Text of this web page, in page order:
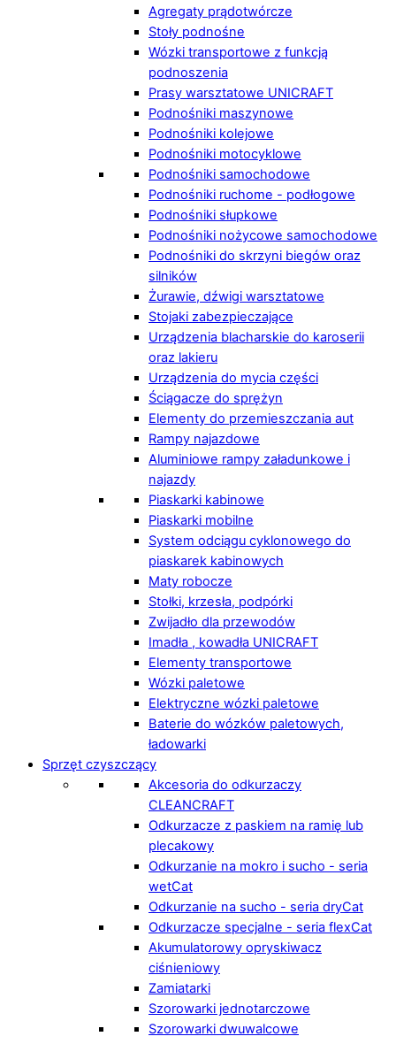
Agregaty prądotwórcze
Stoły podnośne
Wózki transportowe z funkcją
podnoszenia
Prasy warsztatowe UNICRAFT
Podnośniki maszynowe
Podnośniki kolejowe
Podnośniki motocyklowe
Podnośniki samochodowe
Podnośniki ruchome - podłogowe
Podnośniki słupkowe
Podnośniki nożycowe samochodowe
Podnośniki do skrzyni biegów oraz
silników
Żurawie, dźwigi warsztatowe
Stojaki zabezpieczające
Urządzenia blacharskie do karoserii
oraz lakieru
Urządzenia do mycia części
Ściągacze do sprężyn
Elementy do przemieszczania aut
Rampy najazdowe
Aluminiowe rampy załadunkowe i
najazdy
Piaskarki kabinowe
Piaskarki mobilne
System odciągu cyklonowego do
piaskarek kabinowych
Maty robocze
Stołki, krzesła, podpórki
Zwijadło dla przewodów
Imadła , kowadła UNICRAFT
Elementy transportowe
Wózki paletowe
Elektryczne wózki paletowe
Baterie do wózków paletowych,
ładowarki
Sprzęt czyszczący
Akcesoria do odkurzaczy
CLEANCRAFT
Odkurzacze z paskiem na ramię lub
plecakowy
Odkurzanie na mokro i sucho - seria
wetCat
Odkurzanie na sucho - seria dryCat
Odkurzacze specjalne - seria flexCat
Akumulatorowy opryskiwacz
ciśnieniowy
Zamiatarki
Szorowarki jednotarczowe
Szorowarki dwuwalcowe